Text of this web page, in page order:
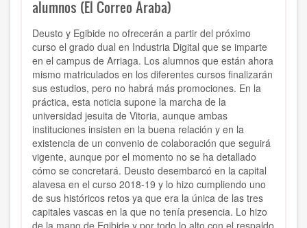
alumnos (El Correo Araba)
Deusto y Egibide no ofrecerán a partir del próximo
curso el grado dual en Industria Digital que se imparte
en el campus de Arriaga. Los alumnos que están ahora
mismo matriculados en los diferentes cursos finalizarán
sus estudios, pero no habrá más promociones. En la
práctica, esta noticia supone la marcha de la
universidad jesuita de Vitoria, aunque ambas
instituciones insisten en la buena relación y en la
existencia de un convenio de colaboración que seguirá
vigente, aunque por el momento no se ha detallado
cómo se concretará. Deusto desembarcó en la capital
alavesa en el curso 2018-19 y lo hizo cumpliendo uno
de sus históricos retos ya que era la única de las tres
capitales vascas en la que no tenía presencia. Lo hizo